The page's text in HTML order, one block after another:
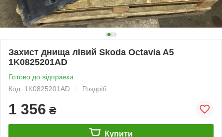
Захист днища лівий Skoda Octavia A5
1K0825201AD
Готово до відправки
Код: 1K0825201AD
Роздріб
1 356 ₴
Купити